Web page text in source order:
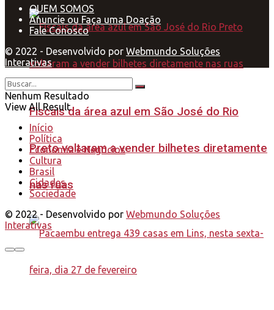
Fiscais da área azul em São José do Rio
Preto voltaram a vender bilhetes diretamente
nas ruas
QUEM SOMOS
Anuncie ou Faça uma Doação
Fale Conosco
© 2022 - Desenvolvido por Webmundo Soluções
Interativas
Nenhum Resultado
View All Result
Início
Política
Economia e Negócios
Cultura
Brasil
Cidades
Sociedade
© 2022 - Desenvolvido por Webmundo Soluções
Interativas